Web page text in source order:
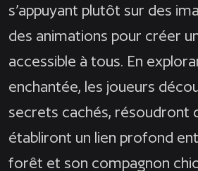
s’appuyant plutôt sur des
des animations pour créer
accessible à tous. En
enchantée, les joueurs
secrets cachés, résoudront
établiront un lien profond
forêt et son compagnon